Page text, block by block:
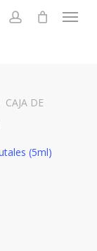
Menu
CAJA DE